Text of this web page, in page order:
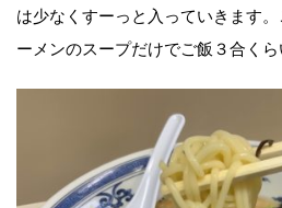
は少なくすーっと入っていきます
ーメンのスープだけでご飯３合くら